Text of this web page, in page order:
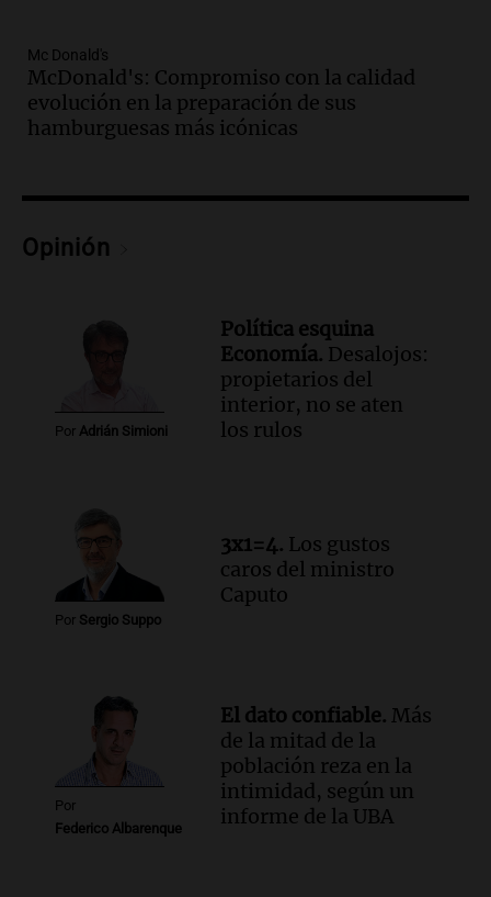
Audio.
pesos en salarios docentes en Jujuy
generan fuertes críticas
Panorama Federal
Audio.Docentes de Jujuy denuncian
sus salarios y genera alarma
Audio.
Siniestro vial en Salta: una mujer
fallece tras perder el control de su
vehículo
Episodios
Audio.Docentes de Jujuy enfrentan
sindicato
Panorama Federal
Episodios
Audio.
La justicia reconoce el COVID
como enfermedad laboral tras caso de
Mc Donald's
McDonald's: Compromiso con la calidad
evolución en la preparación de sus
hamburguesas más icónicas
Opinión
Por Adrián Simioni
Política esquina
Economía. Desalojos:
propietarios del
interior, no se aten
los rulos
Por Sergio Suppo
3x1=4. Los gustos
caros del ministro
Caputo
Por
Federico Albarenque
El dato confiable. Más
de la mitad de la
población reza en la
intimidad, según un
informe de la UBA